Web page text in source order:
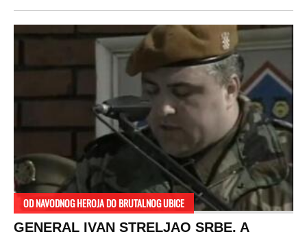
RAJ!
Žene u Srbiji su poludele za njima,
ogledaju se, bacaju pare: Ovde bunde
koštaju 100 evra, a neke i 2.000 dinara!